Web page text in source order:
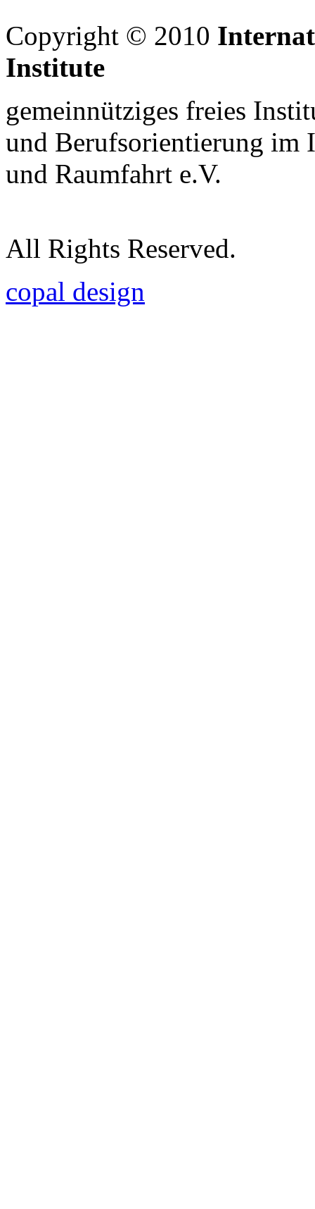
Copyright © 2010
Institute
gemeinnütziges freies
und Berufsorientierung im
und Raumfahrt e.V.
All Rights Reserved.
copal design